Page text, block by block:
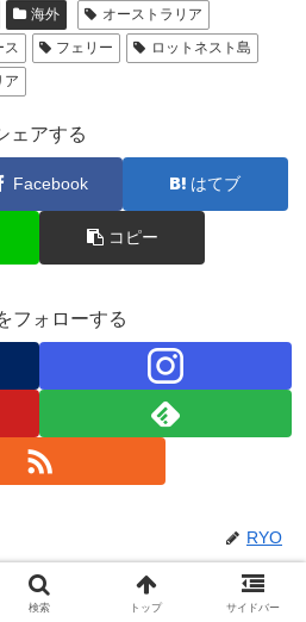
海外
オーストラリア
ス フェリー
ロットネスト島
ア
ェアする
Facebook はてブ
コピー
フォローする
RYO
検索 トップ サイドバー